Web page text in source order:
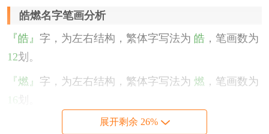
皓燃名字笔画分析
『皓』 字，为左右结构，繁体字写法为 皓 ，笔画数为
12划。
『燃』 字，为左右结构，繁体字写法为 燃 ，笔画数为
16 划。
该名字的五格笔画搭配为：12-16，五格大吉。
展开剩余 26%